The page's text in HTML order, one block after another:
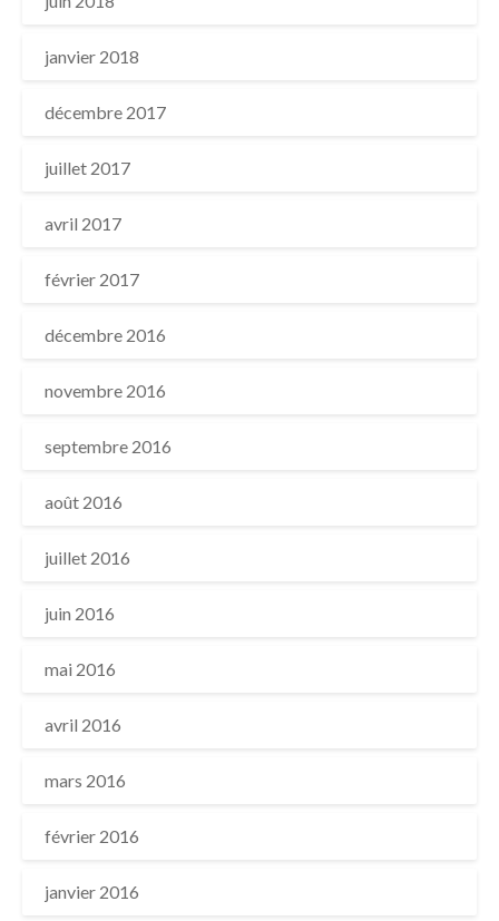
janvier 2018
décembre 2017
juillet 2017
avril 2017
février 2017
décembre 2016
novembre 2016
septembre 2016
août 2016
juillet 2016
juin 2016
mai 2016
avril 2016
mars 2016
février 2016
janvier 2016